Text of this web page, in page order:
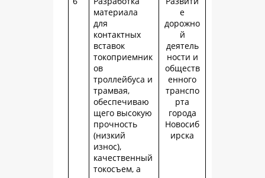
е
дорожно
й
деятель
ности и
обществ
енного
транспо
рта
города
Новосиб
ирска
материала
для
контактных
вставок
токоприемник
ов
троллейбуса и
трамвая,
обеспечиваю
щего высокую
прочность
(низкий
износ),
качественный
токосъем, а